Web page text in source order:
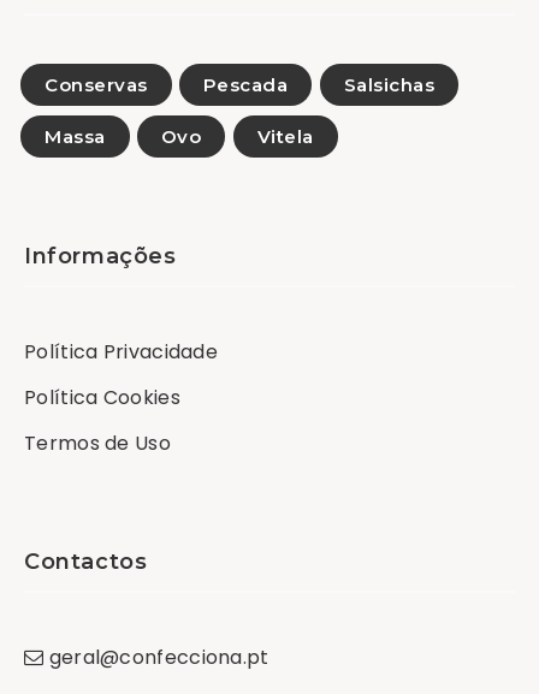
Conservas Pescada Salsichas
Massa Ovo Vitela
Informações
Política Privacidade
Política Cookies
Termos de Uso
Contactos
geral@confecciona.pt